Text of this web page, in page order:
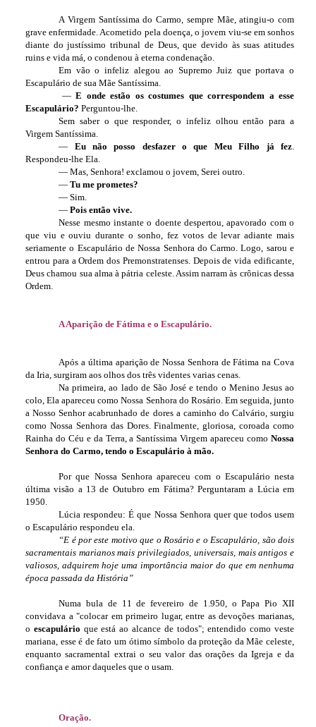
A Virgem Santíssima do Carmo, sempre Mãe, atingiu-o com
grave enfermidade. Acometido pela doença, o jovem viu-se em sonhos
diante do justíssimo tribunal de Deus, que devido às suas atitudes
ruins e vida má, o condenou à eterna condenação.
Em vão o infeliz alegou ao Supremo Juiz que portava o
Escapulário de sua Mãe Santíssima.
— E onde estão os costumes que correspondem a esse
Escapulário? Perguntou-lhe.
Sem saber o que responder, o infeliz olhou então para a
Virgem Santíssima.
—
Eu não posso desfazer o que Meu Filho já fez.
Respondeu-lhe Ela.
— Mas, Senhora! exclamou o jovem, Serei outro.
— Tu me prometes?
— Sim.
— Pois então vive.
Nesse mesmo instante o doente despertou, apavorado com o
que viu e ouviu durante o sonho, fez votos de levar adiante mais
seriamente o Escapulário de Nossa Senhora do Carmo. Logo, sarou e
entrou para a Ordem dos Premonstratenses. Depois de vida edificante,
Deus chamou sua alma à pátria celeste. Assim narram às crônicas dessa
Ordem.
A Aparição de Fátima e o Escapulário.
Após a última aparição de Nossa Senhora de Fátima na Cova
da Iria, surgiram aos olhos dos três videntes varias cenas.
Na primeira, ao lado de São José e tendo o Menino Jesus ao
colo, Ela apareceu como Nossa Senhora do Rosário. Em seguida, junto
a Nosso Senhor acabrunhado de dores a caminho do Calvário, surgiu
como Nossa Senhora das Dores. Finalmente, gloriosa, coroada como
Rainha do Céu e da Terra, a Santíssima Virgem apareceu como Nossa
Senhora do Carmo, tendo o Escapulário à mão.
Por que Nossa Senhora apareceu com o Escapulário nesta
última visão a 13 de Outubro em Fátima? Perguntaram a Lúcia em
1950.
Lúcia respondeu: É que Nossa Senhora quer que todos usem
o Escapulário respondeu ela.
“E é por este motivo que o Rosário e o Escapulário, são dois
sacramentais marianos mais privilegiados, universais, mais antigos e
valiosos, adquirem hoje uma importância maior do que em nenhuma
época passada da História”
Numa bula de 11 de fevereiro de 1.950, o Papa Pio XII
convidava a "colocar em primeiro lugar, entre as devoções marianas,
o escapulário que está ao alcance de todos"; entendido como veste
mariana, esse é de fato um ótimo símbolo da proteção da Mãe celeste,
enquanto sacramental extrai o seu valor das orações da Igreja e da
confiança e amor daqueles que o usam.
Oração.